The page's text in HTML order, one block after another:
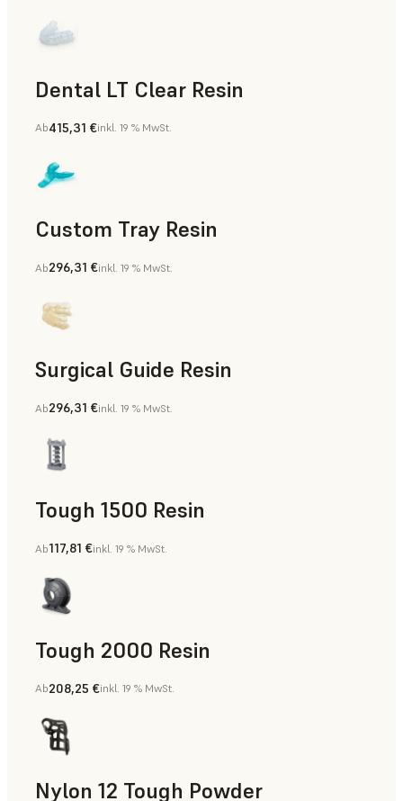
Dental LT Clear Resin
Zahnmedizin
Ab415,31 €inkl. 19 % MwSt.
Custom Tray Resin
Zahnmedizin
Ab296,31 €inkl. 19 % MwSt.
Surgical Guide Resin
Zahnmedizin
Ab296,31 €inkl. 19 % MwSt.
Tough 1500 Resin
Fertigungshilfsmittel, Teile für die Endverwendung, Rapid
Ab117,81 €inkl. 19 % MwSt.
Tough 2000 Resin
Fertigungshilfsmittel, Teile für die Endverwendung, Rapid
Ab208,25 €inkl. 19 % MwSt.
Nylon 12 Tough Powder